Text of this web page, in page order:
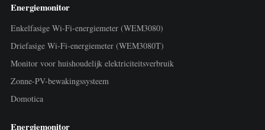
Energiemonitor
Enkelfasige Wi-Fi-energiemeter (WEM3080)
Driefasige Wi-Fi-energiemeter (WEM3080T)
Monitor voor huishoudelijk elektriciteitsverbruik
Zonne-PV-bewakingssysteem
Domotica
Energiemonitor